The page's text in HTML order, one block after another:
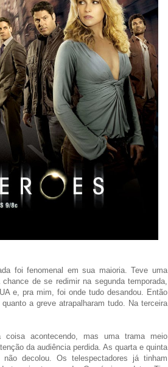
foi fenomenal em sua maioria. Teve uma
de se redimir na segunda temporada,
e, pra mim, foi onde tudo desandou. Então
a greve atrapalharam tudo. Na terceira
coisa acontecendo, mas uma trama meio
da audiência perdida. As quarta e quinta
decolou. Os telespectadores já tinham